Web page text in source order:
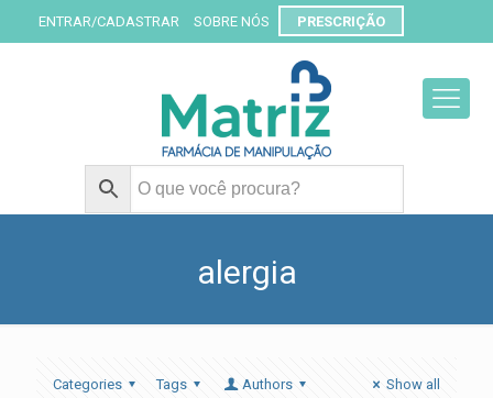
ENTRAR/CADASTRAR SOBRE NÓS PRESCRIÇÃO
alergia
Categories Tags Authors Show all